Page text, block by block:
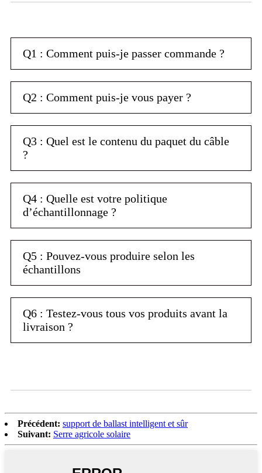
Q1 : Comment puis-je passer commande ?
Q2 : Comment puis-je vous payer ?
Q3 : Quel est le contenu du paquet du câble
?
Q4 : Quelle est votre politique
d’échantillonnage ?
Q5 : Pouvez-vous produire selon les
échantillons
Q6 : Testez-vous tous vos produits avant la
livraison ?
Précédent: support de ballast intelligent et sûr
Suivant: Serre agricole solaire